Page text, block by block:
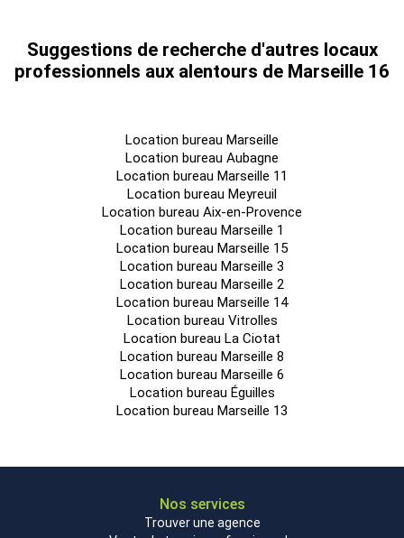
Suggestions de recherche d'autres locaux
professionnels aux alentours de Marseille 16
Location bureau Marseille
Location bureau Aubagne
Location bureau Marseille 11
Location bureau Meyreuil
Location bureau Aix-en-Provence
Location bureau Marseille 1
Location bureau Marseille 15
Location bureau Marseille 3
Location bureau Marseille 2
Location bureau Marseille 14
Location bureau Vitrolles
Location bureau La Ciotat
Location bureau Marseille 8
Location bureau Marseille 6
Location bureau Éguilles
Location bureau Marseille 13
Nos services
Trouver une agence